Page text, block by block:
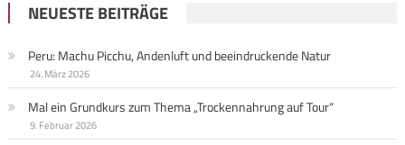
NEUESTE BEITRÄGE
Peru: Machu Picchu, Andenluft und beeindruckende Natur
24. März 2026
Mal ein Grundkurs zum Thema „Trockennahrung auf Tour“
9. Februar 2026